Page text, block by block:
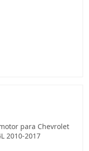
para Chevrolet
2010-2017